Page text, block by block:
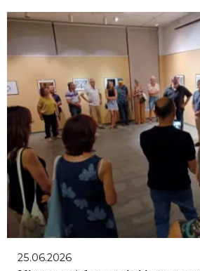
25.06.2026